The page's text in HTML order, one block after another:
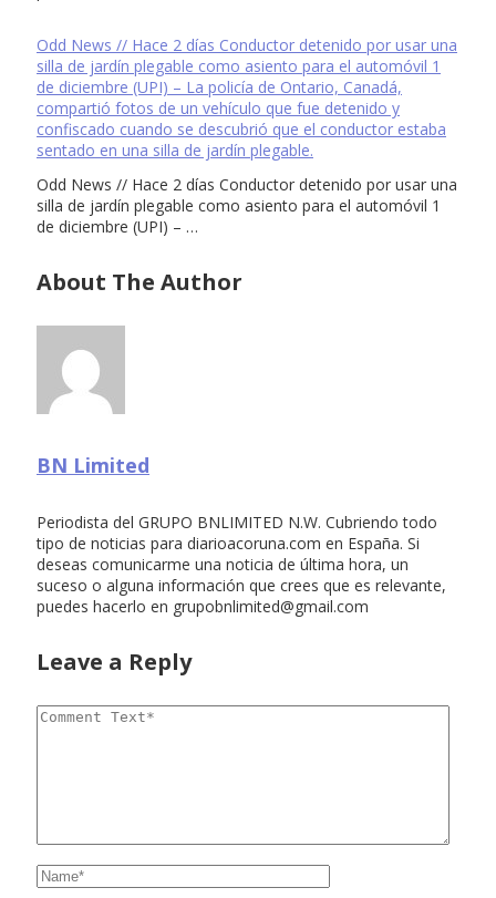
Odd News // Hace 2 días Conductor detenido por usar una
silla de jardín plegable como asiento para el automóvil 1
de diciembre (UPI) – La policía de Ontario, Canadá,
compartió fotos de un vehículo que fue detenido y
confiscado cuando se descubrió que el conductor estaba
sentado en una silla de jardín plegable.
Odd News // Hace 2 días Conductor detenido por usar una
silla de jardín plegable como asiento para el automóvil 1
de diciembre (UPI) – …
About The Author
BN Limited
Periodista del GRUPO BNLIMITED N.W. Cubriendo todo
tipo de noticias para diarioacoruna.com en España. Si
deseas comunicarme una noticia de última hora, un
suceso o alguna información que crees que es relevante,
puedes hacerlo en grupobnlimited@gmail.com
Leave a Reply